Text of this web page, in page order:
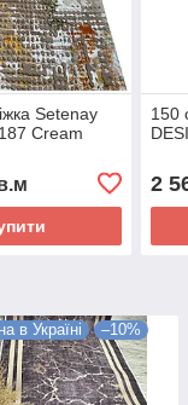
Setenay
Cream
150
2
в Україні –10%